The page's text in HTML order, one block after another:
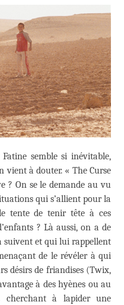
semble si inévitable,
vient à douter. « The Curse
? On se le demande au vu
qui s’allient pour la
tente de tenir tête à ces
? Là aussi, on a de
suivent et qui lui rappellent
de le révéler à qui
désirs de friandises (Twix,
à des hyènes ou au
cherchant à lapider une